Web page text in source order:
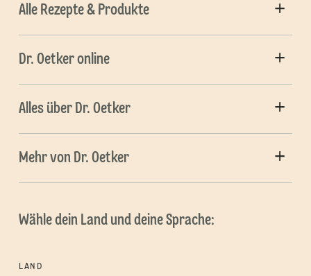
Alle Rezepte & Produkte
Dr. Oetker online
Alles über Dr. Oetker
Mehr von Dr. Oetker
Wähle dein Land und deine Sprache:
LAND